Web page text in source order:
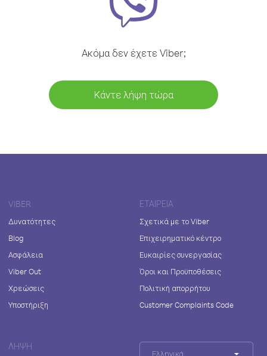
Ακόμα δεν έχετε Viber;
Κάντε λήψη τώρα
VIBER
Δυνατότητες
Blog
Ασφάλεια
Viber Out
Χρεώσεις
Υποστήριξη
ΕΤΑΙΡΕΊΑ
Σχετικά με το Viber
Επιχειρηματικό κέντρο
Ευκαιρίες συνεργασίας
Όροι και Προϋποθέσεις
Πολιτική απορρήτου
Customer Complaints Code
ΛΉΨΗ
Ελληνικά